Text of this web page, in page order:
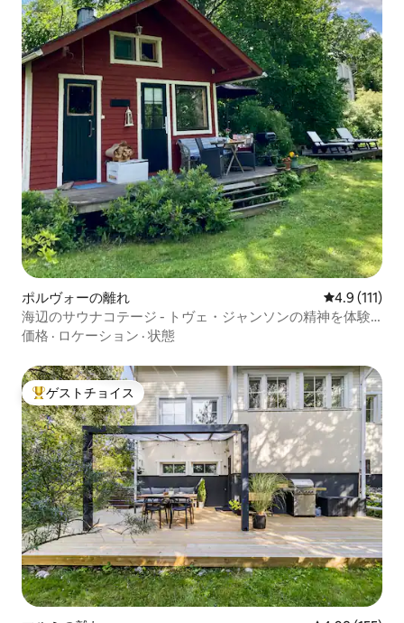
ポルヴォーの離れ レビュー111
4.9 (111)
海辺のサウナコテージ - トヴェ・ジャンソンの精神を体験
しよう
価格 · ロケーション · 状態
大好評のゲストチョイスです。
ゲストチョイス